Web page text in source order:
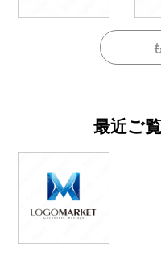
最近ご